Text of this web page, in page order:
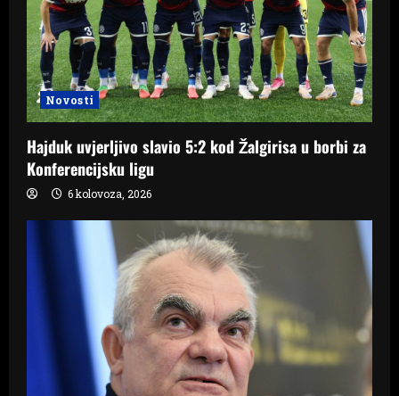
Novosti
Hajduk uvjerljivo slavio 5:2 kod Žalgirisa u borbi za
Konferencijsku ligu
6 kolovoza, 2026